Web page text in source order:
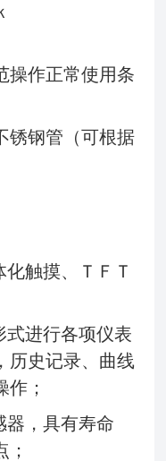
作正常使用条
锈钢管（可根据
安装；
触摸、ＴＦＴ
进行各项仪表
历史记录、曲线
；
，具有寿命